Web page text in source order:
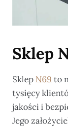
Sklep
Sklep N69 to
tysięcy
jakości i
Jego